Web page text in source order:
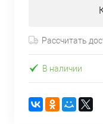
Рассчитать
В наличии